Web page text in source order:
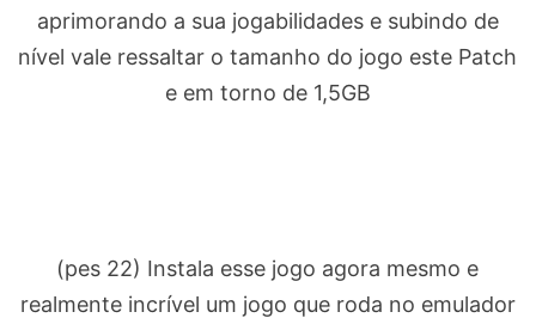
aprimorando a sua jogabilidades e subindo de
nível vale ressaltar o tamanho do jogo este Patch
e em torno de 1,5GB
(pes 22) Instala esse jogo agora mesmo e
realmente incrível um jogo que roda no emulador